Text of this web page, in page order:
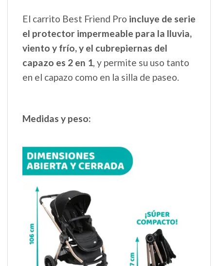
El carrito Best Friend Pro incluye de serie
el protector impermeable para la lluvia,
viento y frío, y el cubrepiernas del
capazo es 2 en 1, y permite su uso tanto
en el capazo como en la silla de paseo.
Medidas y peso: